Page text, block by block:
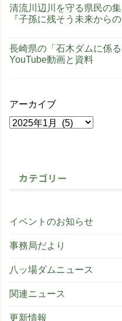
清流川辺川を守る県民の
『子孫に残そう未来から
長崎県の「石木ダムに係
YouTube動画と資料
アーカイブ
カテゴリー
イベントのお知らせ
事務局だより
八ッ場ダムニュース
関連ニュース
更新情報